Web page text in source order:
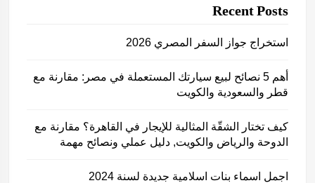
Recent Posts
استخراج جواز السفر المصري 2026
أهم 5 نصائح لبيع سيارتك المستعملة في مصر: مقارنة مع
قطر والسعودية والكويت
كيف تختار الشقّة المثالية للإيجار في القاهرة؟ مقارنة مع
الدوحة والرياض والكويت, دليل عملي ونصائح مهمة
اجمل اسماء بنات اسلامية جديدة لسنة 2024